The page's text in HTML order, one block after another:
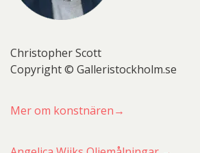
Christopher Scott
Copyright © Galleristockholm.se
Mer om konstnären→